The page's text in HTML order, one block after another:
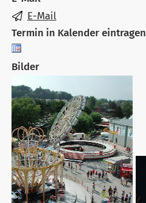
E-Mail
Termin in Kalender eintragen
Bilder